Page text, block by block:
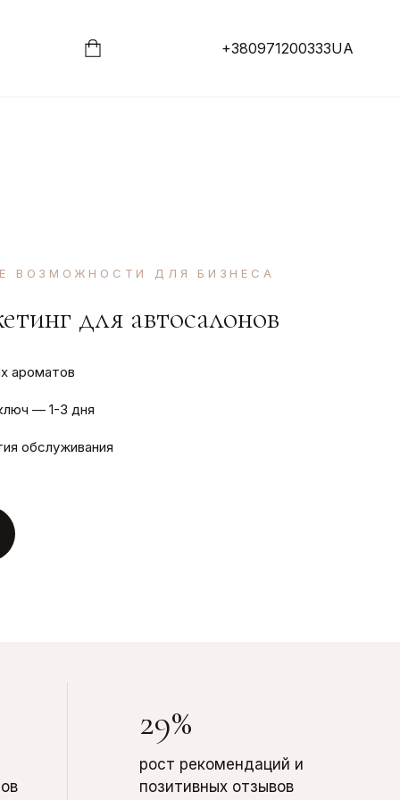
+380971200333UA
ВОЗМОЖНОСТИ ДЛЯ БИЗНЕСА
для автосалонов
ароматов
— 1-3 дня
обслуживания
29%
рост рекомендаций и
позитивных отзывов